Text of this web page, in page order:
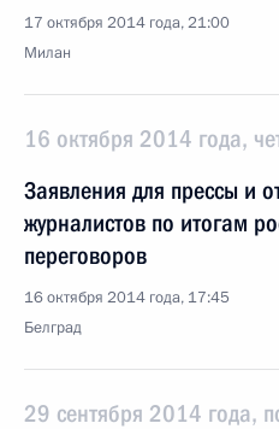
17 октября 2014 года, 21:00
Милан
16 октября 2014 года,
Заявления для прессы и
журналистов по итогам
переговоров
16 октября 2014 года, 17:45
Белград
29 сентября 2014 года,